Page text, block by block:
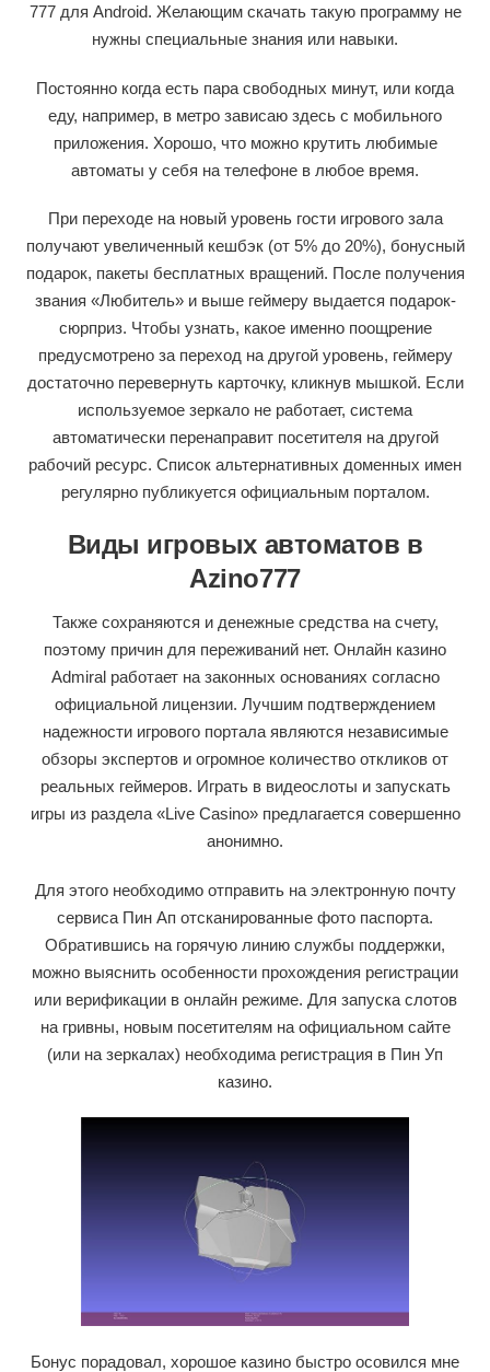
777 для Android. Желающим скачать такую программу не
нужны специальные знания или навыки.
Постоянно когда есть пара свободных минут, или когда
еду, например, в метро зависаю здесь с мобильного
приложения. Хорошо, что можно крутить любимые
автоматы у себя на телефоне в любое время.
При переходе на новый уровень гости игрового зала
получают увеличенный кешбэк (от 5% до 20%), бонусный
подарок, пакеты бесплатных вращений. После получения
звания «Любитель» и выше геймеру выдается подарок-
сюрприз. Чтобы узнать, какое именно поощрение
предусмотрено за переход на другой уровень, геймеру
достаточно перевернуть карточку, кликнув мышкой. Если
используемое зеркало не работает, система
автоматически перенаправит посетителя на другой
рабочий ресурс. Список альтернативных доменных имен
регулярно публикуется официальным порталом.
Виды игровых автоматов в
Azino777
Также сохраняются и денежные средства на счету,
поэтому причин для переживаний нет. Онлайн казино
Admiral работает на законных основаниях согласно
официальной лицензии. Лучшим подтверждением
надежности игрового портала являются независимые
обзоры экспертов и огромное количество откликов от
реальных геймеров. Играть в видеослоты и запускать
игры из раздела «Live Casino» предлагается совершенно
анонимно.
Для этого необходимо отправить на электронную почту
сервиса Пин Ап отсканированные фото паспорта.
Обратившись на горячую линию службы поддержки,
можно выяснить особенности прохождения регистрации
или верификации в онлайн режиме. Для запуска слотов
на гривны, новым посетителям на официальном сайте
(или на зеркалах) необходима регистрация в Пин Уп
казино.
Бонус порадовал, хорошое казино быстро осовился мне